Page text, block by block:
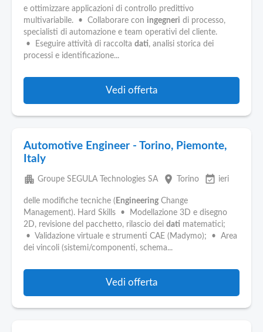
e ottimizzare applicazioni di controllo predittivo
multivariabile. • Collaborare con ingegneri di processo,
specialisti di automazione e team operativi del cliente.
• Eseguire attività di raccolta dati, analisi storica dei
processi e identificazione...
Vedi offerta
Automotive Engineer - Torino, Piemonte,
Italy
apartment Groupe SEGULA Technologies SA place Torino event_available ieri
delle modifiche tecniche ( Engineering Change
Management). Hard Skills • Modellazione 3D e disegno
2D, revisione del pacchetto, rilascio dei dati matematici;
• Validazione virtuale e strumenti CAE (Madymo); • Area
dei vincoli (sistemi/componenti, schema...
Vedi offerta